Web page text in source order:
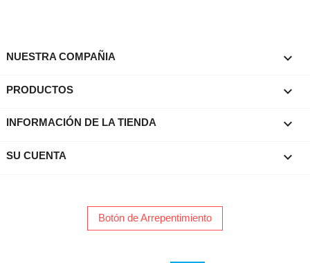
NUESTRA COMPAÑIA 
PRODUCTOS 
INFORMACIÓN DE LA TIENDA keyboard_arrow_down
SU CUENTA 
Botón de Arrepentimiento